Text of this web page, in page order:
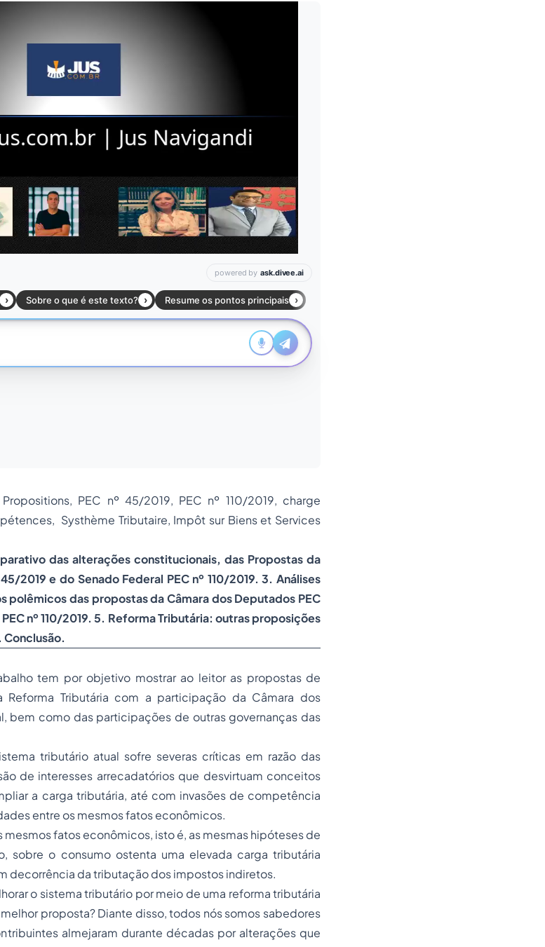
PEC nº 45/2019, PEC nº 110/2019, charge
Systhème Tributaire, Impôt sur Biens et Services
das alterações constitucionais, das Propostas da
2019 e do Senado Federal PEC nº 110/2019. 3. Análises
polêmicos das propostas da Câmara dos Deputados PEC
nº 110/2019. 5. Reforma Tributária: outras proposições
tem por objetivo mostrar ao leitor as propostas de
Reforma Tributária com a participação da Câmara dos
bem como das participações de outras governanças das
tributário atual sofre severas críticas em razão das
de interesses arrecadatórios que desvirtuam conceitos
a carga tributária, até com invasões de competência
entre os mesmos fatos econômicos.
fatos econômicos, isto é, as mesmas hipóteses de
sobre o consumo ostenta uma elevada carga tributária
decorrência da tributação dos impostos indiretos.
o sistema tributário por meio de uma reforma tributária
proposta? Diante disso, todos nós somos sabedores
almejaram durante décadas por alterações que